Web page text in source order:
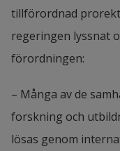
tillförordnad
regeringen lyssnat
förordningen:
– Många av de
forskning och
lösas genom